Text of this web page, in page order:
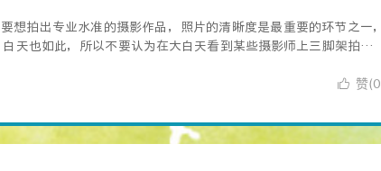
想拍出专业水准的摄影作品，照片的清晰度是最重要的环节之一，
也如此，所以不要认为在大白天看到某些摄影师上三脚架拍摄是
 赞(0